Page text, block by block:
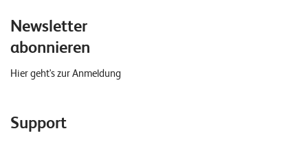
Newsletter
abonnieren
Hier geht's zur Anmeldung
Support